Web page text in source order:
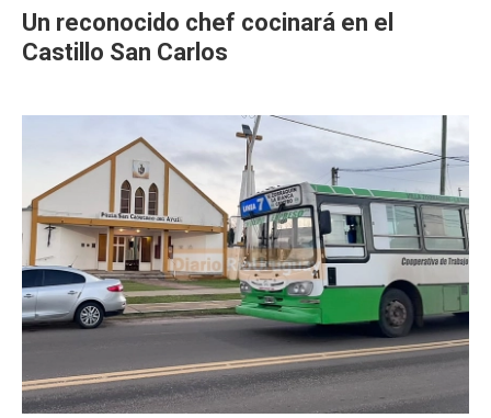
Un reconocido chef cocinará en el
Castillo San Carlos